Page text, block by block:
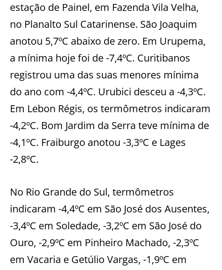
estação de Painel, em Fazenda Vila Velha,
no Planalto Sul Catarinense. São Joaquim
anotou 5,7ºC abaixo de zero. Em Urupema,
a mínima hoje foi de -7,4ºC. Curitibanos
registrou uma das suas menores mínima
do ano com -4,4ºC. Urubici desceu a -4,3ºC.
Em Lebon Régis, os termômetros indicaram
-4,2ºC. Bom Jardim da Serra teve mínima de
-4,1ºC. Fraiburgo anotou -3,3ºC e Lages
-2,8ºC.
No Rio Grande do Sul, termômetros
indicaram -4,4ºC em São José dos Ausentes,
-3,4ºC em Soledade, -3,2ºC em São José do
Ouro, -2,9ºC em Pinheiro Machado, -2,3ºC
em Vacaria e Getúlio Vargas, -1,9ºC em